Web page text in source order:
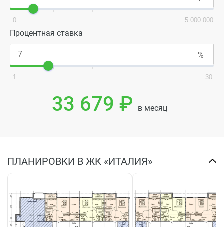
0 5 000 000
Процентная ставка
1 30
33 679 ₽ в месяц
ПЛАНИРОВКИ В ЖК «ИТАЛИЯ»